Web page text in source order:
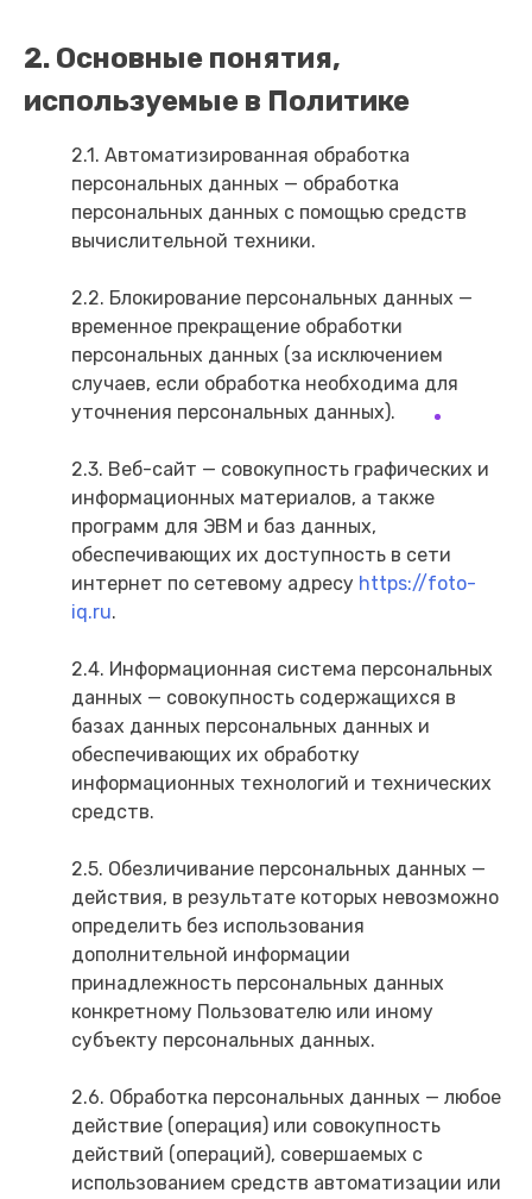
2. Основные понятия,
используемые в Политике
2.1. Автоматизированная обработка
персональных данных — обработка
персональных данных с помощью средств
вычислительной техники.
2.2. Блокирование персональных данных —
временное прекращение обработки
персональных данных (за исключением
случаев, если обработка необходима для
уточнения персональных данных).
2.3. Веб-сайт — совокупность графических и
информационных материалов, а также
программ для ЭВМ и баз данных,
обеспечивающих их доступность в сети
интернет по сетевому адресу https://foto-
iq.ru.
2.4. Информационная система персональных
данных — совокупность содержащихся в
базах данных персональных данных и
обеспечивающих их обработку
информационных технологий и технических
средств.
2.5. Обезличивание персональных данных —
действия, в результате которых невозможно
определить без использования
дополнительной информации
принадлежность персональных данных
конкретному Пользователю или иному
субъекту персональных данных.
2.6. Обработка персональных данных — любое
действие (операция) или совокупность
действий (операций), совершаемых с
использованием средств автоматизации или